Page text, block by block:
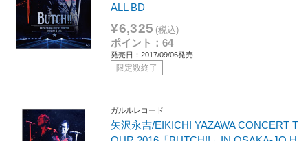
ALL BD
¥6,325 (税込)
ポイント：64
発売日：2017/09/06発売
限定数終了
ガルルレコード
矢沢永吉/EIKICHI YAZAWA CONCERT T